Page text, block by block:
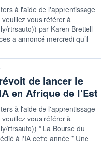
à l'aide de l'apprentissage
vous référer à
rtrsauto)) par Karen Brettell
a annoncé mercredi qu’il
de lancer le
en Afrique de l'Est
à l'aide de l'apprentissage
vous référer à
rtrsauto)) * La Bourse du
à l'IA cette année * Une